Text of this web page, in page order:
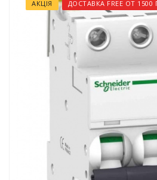
АКЦІЯ ДОСТАВКА FREE ОТ 1500